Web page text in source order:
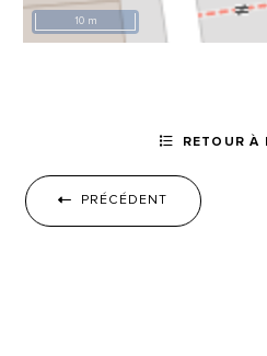
10 m
PRÉCÉDENT
RETOUR À